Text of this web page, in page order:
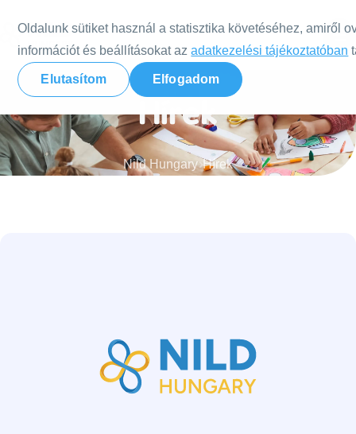
Oldalunk sütiket használ a statisztika követéséhez, amiről
információt és beállításokat azadatkezelési tájékoztatóban
Elutasítom Elfogadom
Hírek
Nild Hungary Hírek